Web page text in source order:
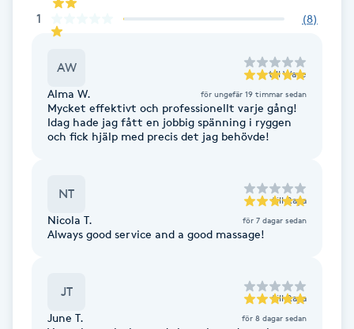
LED-ljusterapi
Liktornar
LPG-massage
Luggklippning
Läpptatuering
1 (8)
AW till Wave
Alma W. för ungefär 19 timmar sedan
Mycket effektivt och professionellt varje gång!
Idag hade jag fått en jobbig spänning i ryggen
och fick hjälp med precis det jag behövde!
NT till Raya
Nicola T. för 7 dagar sedan
Always good service and a good massage!
JT till Raya
June T. för 8 dagar sedan